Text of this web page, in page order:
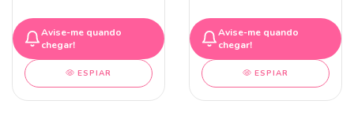
Avise-me quando
chegar!
ESPIAR
Avise-me quando
chegar!
ESPIAR